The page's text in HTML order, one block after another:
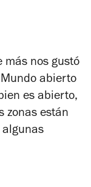
más nos gustó
abierto
es abierto,
zonas están
algunas